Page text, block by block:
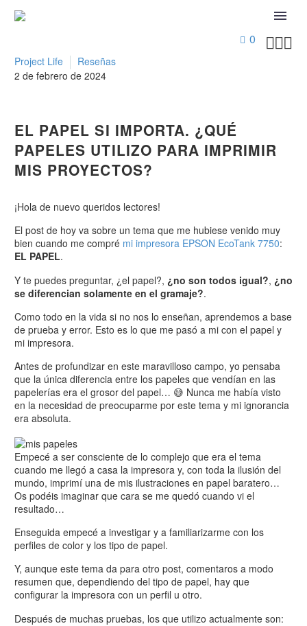
0 
Project Life
Reseñas
2 de febrero de 2024
EL PAPEL SI IMPORTA. ¿QUÉ
PAPELES UTILIZO PARA IMPRIMIR
MIS PROYECTOS?
¡Hola de nuevo queridos lectores!
El post de hoy va sobre un tema que me hubiese venido muy
bien cuando me compré mi impresora EPSON EcoTank 7750:
EL PAPEL.
Y te puedes preguntar, ¿el papel?, ¿no son todos igual?, ¿no
se diferencian solamente en el gramaje?.
Como todo en la vida si no nos lo enseñan, aprendemos a base
de prueba y error. Esto es lo que me pasó a mi con el papel y
mi impresora.
Antes de profundizar en este maravilloso campo, yo pensaba
que la única diferencia entre los papeles que vendían en las
papelerías era el grosor del papel… 😅 Nunca me había visto
en la necesidad de preocuparme por este tema y mi ignorancia
era absoluta.
Empecé a ser consciente de lo complejo que era el tema
cuando me llegó a casa la impresora y, con toda la ilusión del
mundo, imprimí una de mis ilustraciones en papel baratero…
Os podéis imaginar que cara se me quedó cuando vi el
resultado…
Enseguida empecé a investigar y a familiarizarme con los
perfiles de color y los tipo de papel.
Y, aunque este tema da para otro post, comentaros a modo
resumen que, dependiendo del tipo de papel, hay que
configurar la impresora con un perfil u otro.
Después de muchas pruebas, los que utilizo actualmente son: